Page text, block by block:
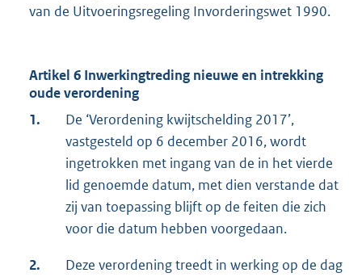
van de Uitvoeringsregeling Invorderingswet 1990.
Artikel 6 Inwerkingtreding nieuwe en intrekking
oude verordening
1.
De ‘Verordening kwijtschelding 2017’,
vastgesteld op 6 december 2016, wordt
ingetrokken met ingang van de in het vierde
lid genoemde datum, met dien verstande dat
zij van toepassing blijft op de feiten die zich
voor die datum hebben voorgedaan.
2.
Deze verordening treedt in werking op de dag